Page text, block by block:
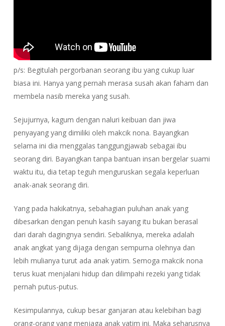
p/s: Begitulah pergorbanan seorang ibu yang cukup luar
biasa ini. Hanya yang pernah merasa susah akan faham dan
membela nasib mereka yang susah.
Sejujurnya, kagum dengan naluri keibuan dan jiwa
penyayang yang dimiliki oleh makcik nona. Bayangkan
selama ini dia menggalas tanggungjawab sebagai ibu
seorang diri. Bayangkan tanpa bantuan insan bergelar suami
waktu itu, dia tetap teguh menguruskan segala keperluan
anak-anak seorang diri.
Yang pada hakikatnya, sebahagian puluhan anak yang
dibesarkan dengan penuh kasih sayang itu bukan berasal
dari darah dagingnya sendiri. Sebaliknya, mereka adalah
anak angkat yang dijaga dengan sempurna olehnya dan
lebih mulianya turut ada anak yatim. Semoga makcik nona
terus kuat menjalani hidup dan dilimpahi rezeki yang tidak
pernah putus-putus.
Kesimpulannya, cukup besar ganjaran atau kelebihan bagi
orang-orang yang menjaga anak yatim ini. Maka seharusnya